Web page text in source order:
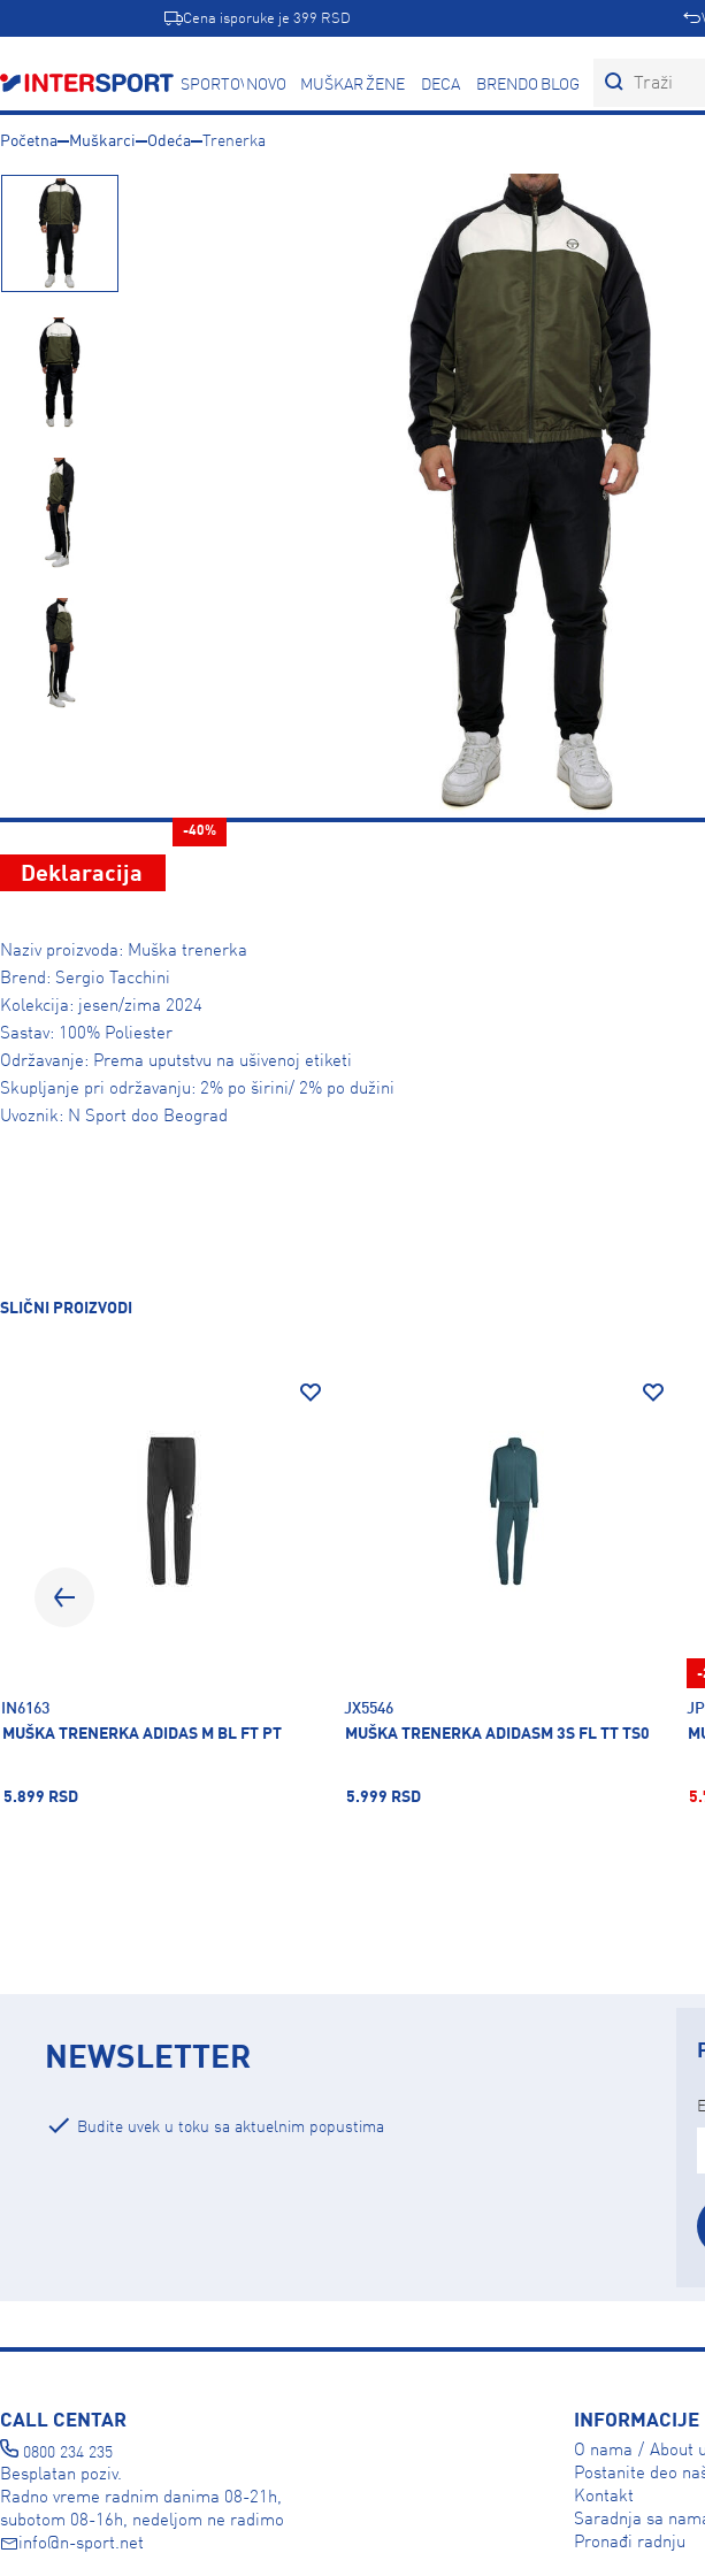
Cena isporuke je 399 RSD
SPORTOVINOVO MUŠKARCIŽENE DECA BRENDOVIBLOG
Početna Muškarci Odeća Trenerka
-40%
Deklaracija
Naziv proizvoda: Muška trenerka
Brend: Sergio Tacchini
Kolekcija: jesen/zima 2024
Sastav: 100% Poliester
Održavanje: Prema uputstvu na ušivenoj etiketi
Skupljanje pri održavanju: 2% po širini/ 2% po dužini
Uvoznik: N Sport doo Beograd
SLIČNI PROIZVODI
IN6163
MUŠKA TRENERKA ADIDAS M BL FT PT
5.899 RSD
JX5546
MUŠKA TRENERKA ADIDASM 3S FL TT TS0
5.999 RSD
-
NEWSLETTER
Budite uvek u toku sa aktuelnim popustima
CALL CENTAR
0800 234 235
Besplatan poziv.
Radno vreme radnim danima 08-21h,
subotom 08-16h, nedeljom ne radimo
info@n-sport.net
INFORMACIJE
O nama / About
Postanite deo
Kontakt
Saradnja sa
Pronađi radnju